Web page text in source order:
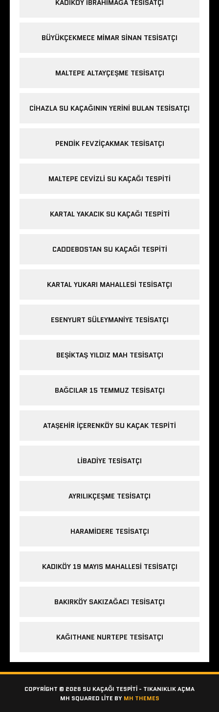
KADIKÖY IBRAHIMAĞA TESISATÇI
BÜYÜKÇEKMECE MIMAR SINAN TESISATÇI
MALTEPE ALTAYÇEŞME TESISATÇI
CIHAZLA SU KAÇAĞININ YERINI BULAN TESISATÇI
PENDIK FEVZIÇAKMAK TESISATÇI
MALTEPE CEVIZLI SU KAÇAĞI TESPITI
KARTAL YAKACIK SU KAÇAĞI TESPITI
CADDEBOSTAN SU KAÇAĞI TESPITI
KARTAL YUKARI MAHALLESI TESISATÇI
ESENYURT SÜLEYMANIYE TESISATÇI
BEŞIKTAŞ YILDIZ MAH TESISATÇI
BAĞCILAR 15 TEMMUZ TESISATÇI
ATAŞEHIR IÇERENKÖY SU KAÇAK TESPITI
LIBADIYE TESISATÇI
AYRILIKÇEŞME TESISATÇI
HARAMIDERE TESISATÇI
KADIKÖY 19 MAYIS MAHALLESI TESISATÇI
BAKIRKÖY SAKIZAĞACI TESISATÇI
KAĞITHANE NURTEPE TESISATÇI
COPYRIGHT © 2026 SU KAÇAĞI TESPITI - TIKANIKLIK AÇMA
MH SQUARED LITE BY MH THEMES